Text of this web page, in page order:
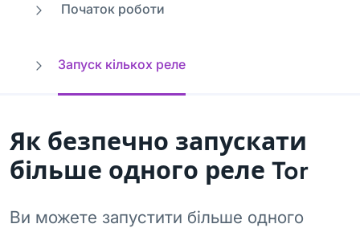
Початок роботи
Запуск кількох реле
Як безпечно запускати
більше одного реле Tor
Ви можете запустити більше одного